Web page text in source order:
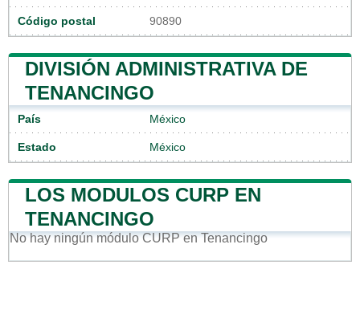
Código postal 90890
DIVISIÓN ADMINISTRATIVA DE
TENANCINGO
País México
Estado México
LOS MODULOS CURP EN
TENANCINGO
No hay ningún módulo CURP en Tenancingo